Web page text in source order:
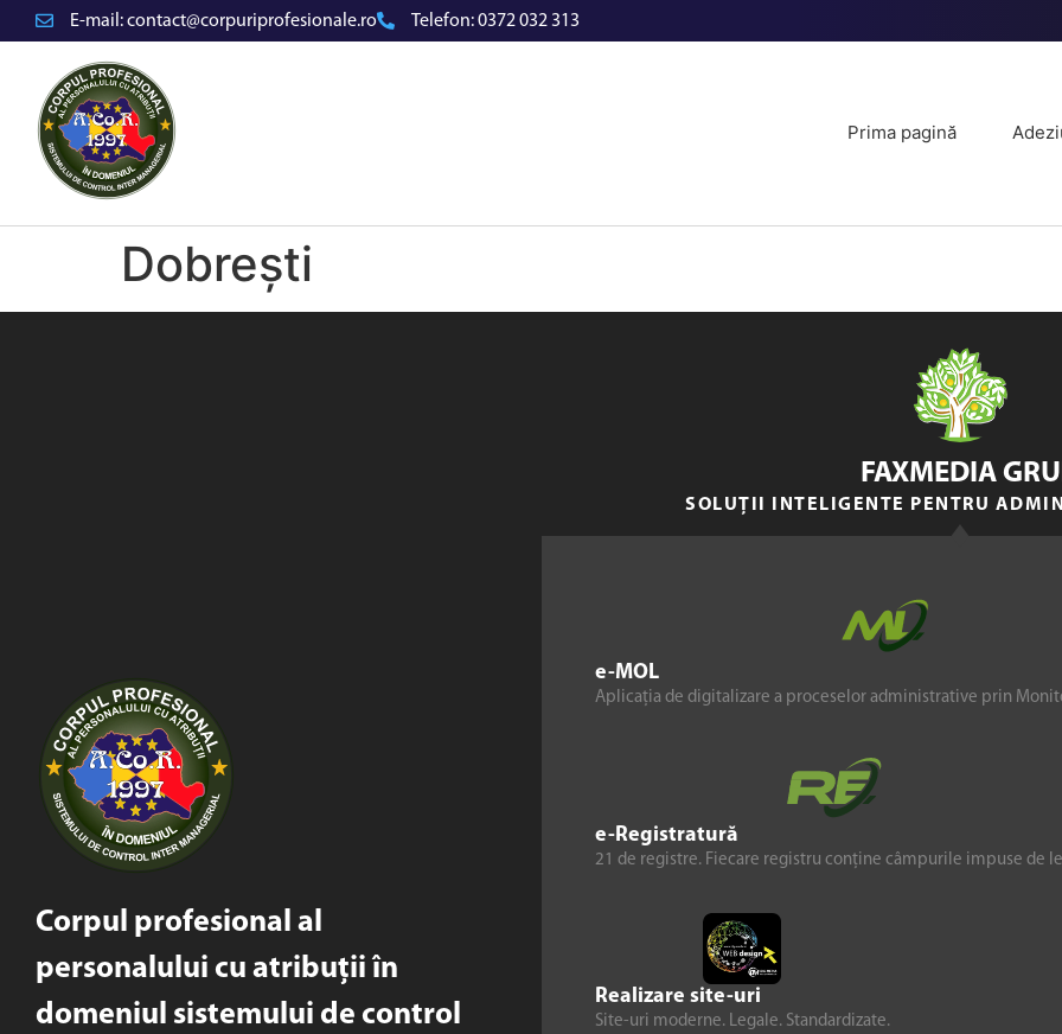
E-mail:contact@corpuriprofesionale.ro Telefon:0372 032 313
Prima pagină
Dobrești
Corpul profesional al
personalului cu atribuții în
domeniul sistemului de control
e-MOL
Aplicația de digitalizare a proceselor administrative prin
e-Registratură
21 de registre. Fiecare registru conține câmpurile impuse de
Realizare site-uri
Site-uri moderne. Legale. Standardizate.
FAXMEDIA
SOLUȚII INTELIGENTE PENTRU